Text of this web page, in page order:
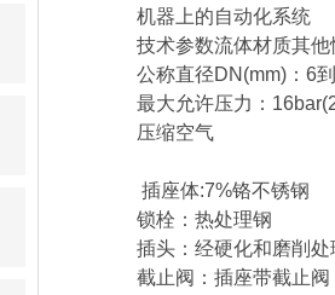
机器上的自动化系统
技术参数流体材质其他
公称直径DN(mm)：6
最大允许压力：
压缩空气
插座体:7%铬不锈钢
锁栓：热处理钢
插头：经硬化和磨削处
截止阀：插座带截止阀